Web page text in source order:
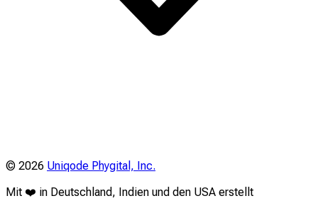
© 2026 Uniqode Phygital, Inc.
Mit ❤️ in Deutschland, Indien und den USA erstellt